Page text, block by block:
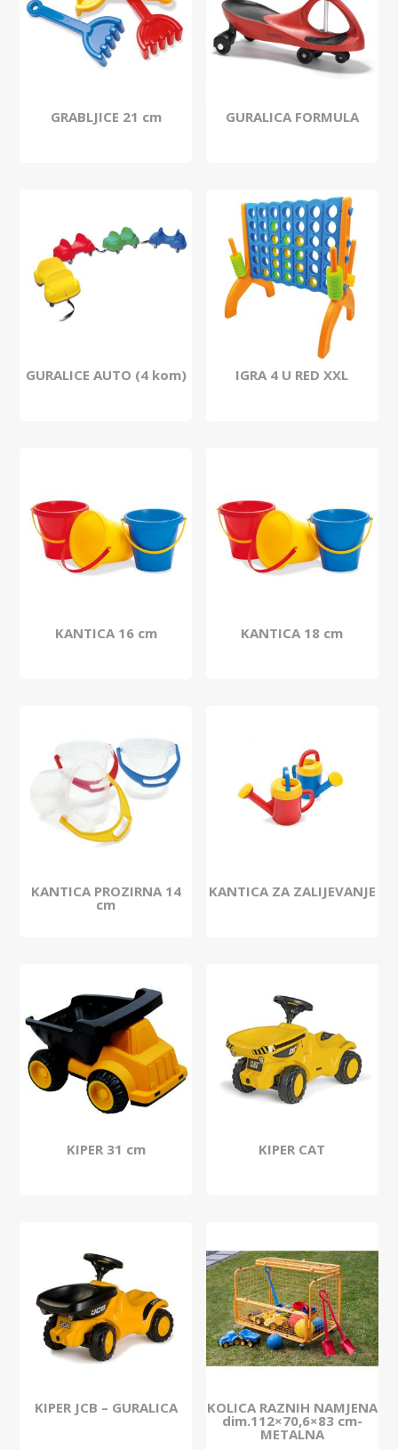
GRABLJICE 21 cm GURALICA FORMULA
GURALICE AUTO (4 kom) IGRA 4 U RED XXL
KANTICA 16 cm KANTICA 18 cm
KANTICA PROZIRNA 14
cm
KANTICA ZA ZALIJEVANJE
KIPER 31 cm KIPER CAT
KIPER JCB – GURALICA KOLICA RAZNIH NAMJENA
dim.112×70,6×83 cm-
METALNA